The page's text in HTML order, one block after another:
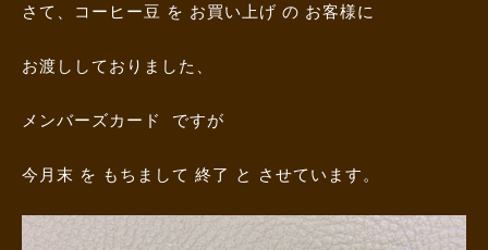
さて、コーヒー豆 を お買い上げ の お客様に
お渡ししておりました、
メンバーズカード ですが
今月末 を もちまして 終了 と させています。